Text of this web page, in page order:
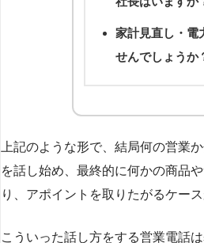
家計見直し・電
せんでしょうか
上記のような形で、結局何の営業
を話し始め、最終的に何かの商品
り、アポイントを取りたがるケー
こういった話し方をする営業電話